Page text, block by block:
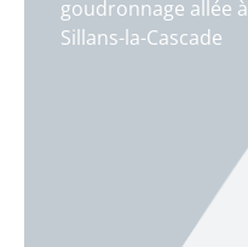
goudronnage allée à
Sillans-la-Cascade